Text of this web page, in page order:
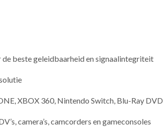
beste geleidbaarheid en signaalintegriteit
XBOX 360, Nintendo Switch, Blu-Ray DVD
camera’s, camcorders en gameconsoles